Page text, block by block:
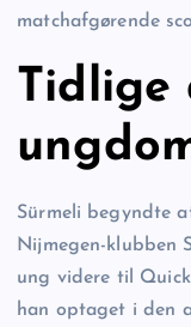
matchafgørende
Tidlige
Sürmeli begyndte
Nijmegen-klubben
ung videre til Quick
han optaget i den